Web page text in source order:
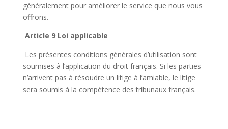
généralement pour améliorer le service que nous vous
offrons.
Article 9 Loi applicable
Les présentes conditions générales d’utilisation sont
soumises à l’application du droit français. Si les parties
n’arrivent pas à résoudre un litige à l’amiable, le litige
sera soumis à la compétence des tribunaux français.